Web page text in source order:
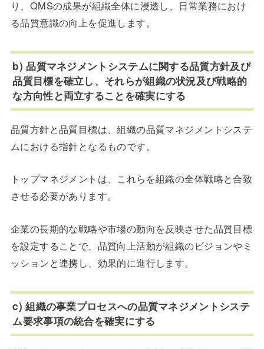
り、QMSの成果が組織全体に浸透し、日常業務におけ
る品質意識の向上を促進します。
b) 品質マネジメントシステムに関する品質方針及び
品質目標を確立し、それらが組織の状況及び戦略的
な方向性と両立することを確実にする
品質方針と品質目標は、組織の品質マネジメントシステ
ムにおける指針となるものです。
トップマネジメントは、これらを組織の全体戦略と合致
させる必要があります。
企業の長期的な戦略や市場の動向を反映させた品質目標
を設定することで、品質向上活動が組織のビジョンやミ
ッションと連携し、効果的に進行します。
c) 組織の事業プロセスへの品質マネジメントシステ
ム要求事項の統合を確実にする